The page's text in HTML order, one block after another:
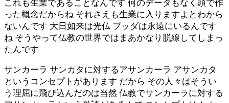
これも生業であることなんです 何のデータもなく頭で作
った概念だからね それさえも生業に入りますよとわから
ないんです 大日如来は光仏 ブッダは永遠にいるんです
ね そうやって仏教の世界ではまあかなり脱線してしまっ
たんです
サンカーラ サンカタに対するアサンカーラ アサンカタ
というコンセプトがあります だから その人々はそうい
う理屈に飛び込んだのは当然 仏教でサンカーラに対する